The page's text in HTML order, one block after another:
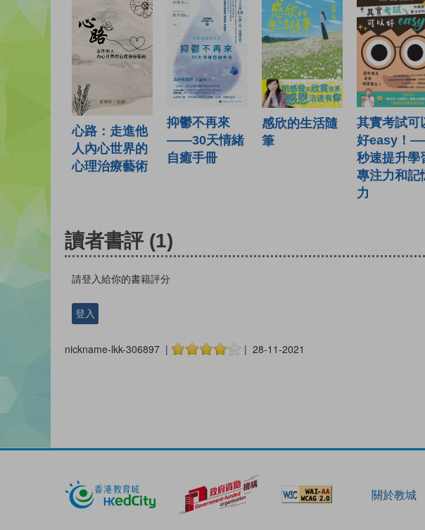
心路：走進他
人內心世界的
心理治療藝術
抑鬱不再來
——30天情緒
自癒手冊
感欣的生活隨
筆
其實考試可
好easy！
秒速提升學
專注力和記
力
讀者書評 (1)
請登入給你的書籍評分
登入
nickname-lkk-306897 | | 28-11-2021
關於教城